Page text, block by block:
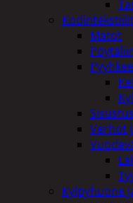
Matot
Verhot
Kylpyhuone